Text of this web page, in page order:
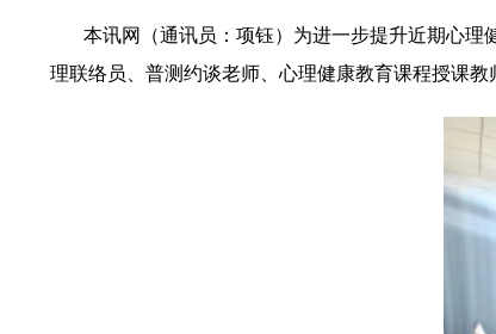
本讯网（通讯员：项钰）为进一步提升近期心理
理联络员、普测约谈老师、心理健康教育课程授课